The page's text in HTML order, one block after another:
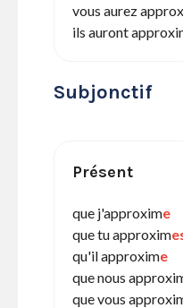
vous aurez
ils auront
Subjonctif
Présent
que j'approxime
que tu approxim
qu'il approxime
que nous
que vous